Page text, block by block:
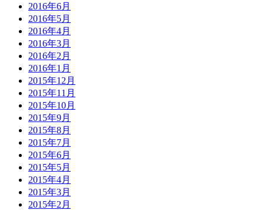
2016年6月
2016年5月
2016年4月
2016年3月
2016年2月
2016年1月
2015年12月
2015年11月
2015年10月
2015年9月
2015年8月
2015年7月
2015年6月
2015年5月
2015年4月
2015年3月
2015年2月